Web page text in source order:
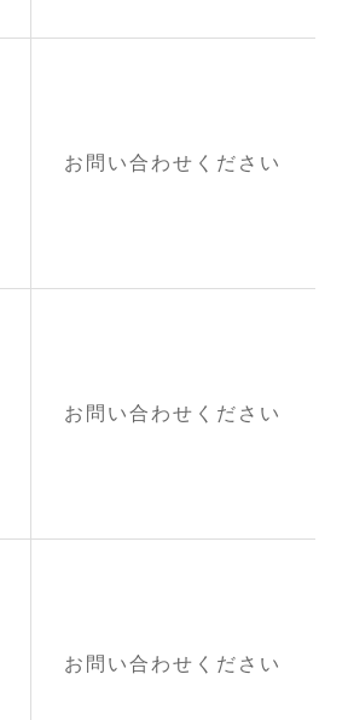
お問い合わせください
お問い合わせください
お問い合わせください